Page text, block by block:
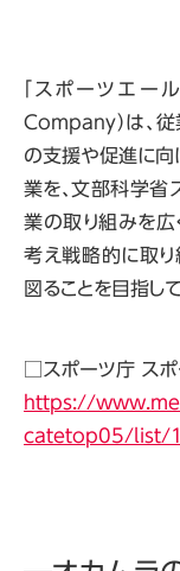
「スポーツエー
Company）は、
の支援や促進に向
業を、文部科学省
業の取り組みを広
考え戦略的に取
図ることを目指し
□スポーツ庁 ス
https://
catetop05/list/